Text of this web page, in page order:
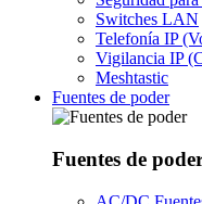
Switches LAN
Telefonía IP
Vigilancia IP
Meshtastic
Fuentes de poder
Fuentes de